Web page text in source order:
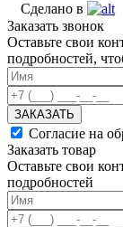
Сделано в
Заказать звонок
Оставьте свои
подробностей,
ЗАКАЗАТЬ
Согласие на
Заказать товар
Оставьте свои
подробностей